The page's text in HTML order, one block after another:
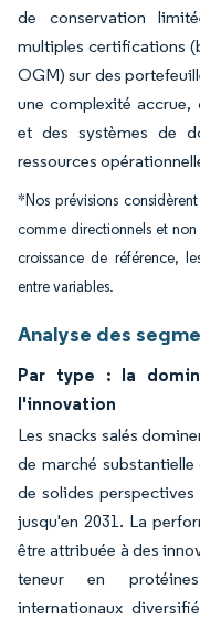
de conservation
multiples certifications
OGM) sur des
une complexité accrue,
et des systèmes de
ressources
*Nos prévisions
comme directionnels et
croissance de référence,
entre variables.
Analyse des
Par type : la
l'innovation
Les snacks salés
de marché
de solides
jusqu'en 2031. La
être attribuée à des
teneur en
internationaux